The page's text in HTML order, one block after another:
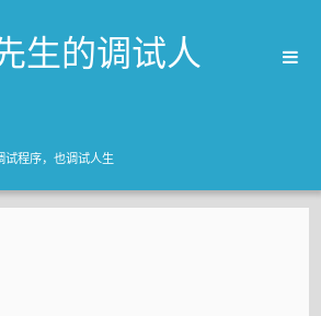
生的调试人
试程序，也调试人生